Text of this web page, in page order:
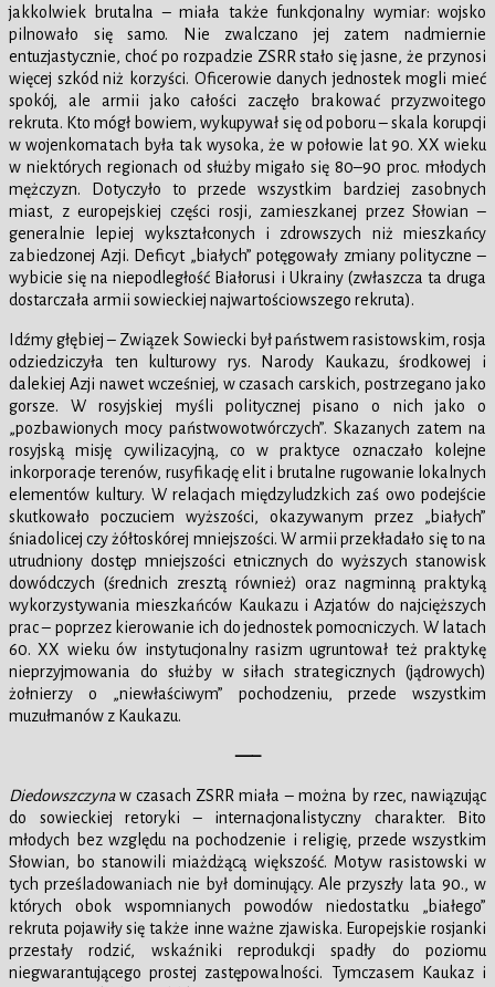
jakkolwiek brutalna – miała także funkcjonalny wymiar: wojsko
pilnowało się samo. Nie zwalczano jej zatem nadmiernie
entuzjastycznie, choć po rozpadzie ZSRR stało się jasne, że przynosi
więcej szkód niż korzyści. Oficerowie danych jednostek mogli mieć
spokój, ale armii jako całości zaczęło brakować przyzwoitego
rekruta. Kto mógł bowiem, wykupywał się od poboru – skala korupcji
w wojenkomatach była tak wysoka, że w połowie lat 90. XX wieku
w niektórych regionach od służby migało się 80–90 proc. młodych
mężczyzn. Dotyczyło to przede wszystkim bardziej zasobnych
miast, z europejskiej części rosji, zamieszkanej przez Słowian –
generalnie lepiej wykształconych i zdrowszych niż mieszkańcy
zabiedzonej Azji. Deficyt „białych” potęgowały zmiany polityczne –
wybicie się na niepodległość Białorusi i Ukrainy (zwłaszcza ta druga
dostarczała armii sowieckiej najwartościowszego rekruta).
Idźmy głębiej – Związek Sowiecki był państwem rasistowskim, rosja
odziedziczyła ten kulturowy rys. Narody Kaukazu, środkowej i
dalekiej Azji nawet wcześniej, w czasach carskich, postrzegano jako
gorsze. W rosyjskiej myśli politycznej pisano o nich jako o
„pozbawionych mocy państwowotwórczych”. Skazanych zatem na
rosyjską misję cywilizacyjną, co w praktyce oznaczało kolejne
inkorporacje terenów, rusyfikację elit i brutalne rugowanie lokalnych
elementów kultury. W relacjach międzyludzkich zaś owo podejście
skutkowało poczuciem wyższości, okazywanym przez „białych”
śniadolicej czy żółtoskórej mniejszości. W armii przekładało się to na
utrudniony dostęp mniejszości etnicznych do wyższych stanowisk
dowódczych (średnich zresztą również) oraz nagminną praktyką
wykorzystywania mieszkańców Kaukazu i Azjatów do najcięższych
prac – poprzez kierowanie ich do jednostek pomocniczych. W latach
60. XX wieku ów instytucjonalny rasizm ugruntował też praktykę
nieprzyjmowania do służby w siłach strategicznych (jądrowych)
żołnierzy o „niewłaściwym” pochodzeniu, przede wszystkim
muzułmanów z Kaukazu.
—–
Diedowszczynaw czasach ZSRR miała – można by rzec, nawiązując
do sowieckiej retoryki – internacjonalistyczny charakter. Bito
młodych bez względu na pochodzenie i religię, przede wszystkim
Słowian, bo stanowili miażdżącą większość. Motyw rasistowski w
tych prześladowaniach nie był dominujący. Ale przyszły lata 90., w
których obok wspomnianych powodów niedostatku „białego”
rekruta pojawiły się także inne ważne zjawiska. Europejskie rosjanki
przestały rodzić, wskaźniki reprodukcji spadły do poziomu
niegwarantującego prostej zastępowalności. Tymczasem Kaukaz i